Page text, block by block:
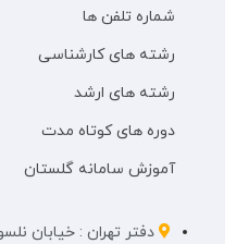
شماره تلفن ها
رشته های کارشناسی
رشته های ارشد
دوره های کوتاه مدت
آموزش سامانه گلستان
دفتر تهران : خیابان